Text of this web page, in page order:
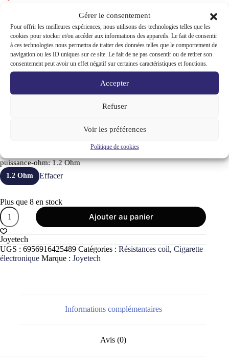
Gérer le consentement
Pour offrir les meilleures expériences, nous utilisons des technologies telles que les
cookies pour stocker et/ou accéder aux informations des appareils. Le fait de consentir
à ces technologies nous permettra de traiter des données telles que le comportement de
navigation ou les ID uniques sur ce site. Le fait de ne pas consentir ou de retirer son
consentement peut avoir un effet négatif sur certaines caractéristiques et fonctions.
Accepter
Refuser
Voir les préférences
Politique de cookies
Ces résistances de remplacement Joyetech vous offrent la
possibilité d’ajuster la configuration d’origine de votre kit
**Atopack Penguin** et **Atopack Dolphin**. Conçues pour
ces modèles, elles garantissent une parfaite compatibilité et une
installation sans souci.
Le remplacement d’une résistance défectueuse par l’une des
résistances JVIC 1, JVIC 2 ou JVIC 3, disponibles en pack de
5, est une opération simple et rapide, vous permettant de
: 0.6 ohm
: 0.25 ohm
: 1.2 ohm
puissance-ohm: 1.2 Ohm
1.2 Ohm Effacer
Plus que 8 en stock
quantité
de
Résistances
JVIC
Atopack
Penguin
Dolphin
Ajouter au panier
Joyetech
UGS : 6956916425489 Catégories : Résistances coil, Cigarette
électronique Marque : Joyetech
Informations complémentaires
Avis (0)